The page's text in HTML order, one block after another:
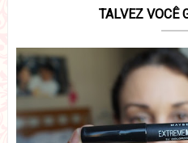
TALVEZ VOCÊ